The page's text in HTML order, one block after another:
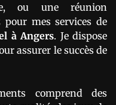
ou une réunion
pour mes services de
à Angers. Je dispose
assurer le succès de
comprend des